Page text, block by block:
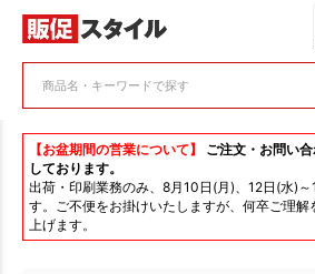
【お盆期間の営業について】
ご注文・お問い
しております。
出荷・印刷業務のみ、8月10日(月)、12日(水)
す。ご不便をお掛けいたしますが、何卒ご理解
上げます。